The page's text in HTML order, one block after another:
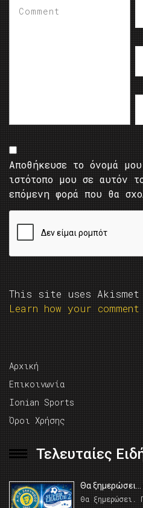
Αποθήκευσε το όνομά
ιστότοπο μου σε αυτόν
επόμενη φορά που θα
This site uses Akismet
Learn how your
Αρχική
Επικοινωνία
Ionian Sports
Όροι Χρήσης
Τελευταίες
Θα ξημερώσει…
Θα ξημερώσει.